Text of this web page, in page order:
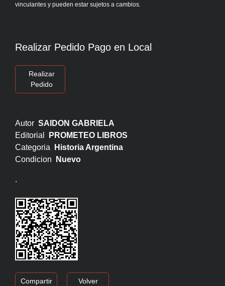
vinculantes y pueden estar sujetos a cambios.
Realizar Pedido Pago en Local
Realizar
Pedido
Autor SAIDON GABRIELA
Editorial
PROMETEO LIBROS
Categoria
Historia Argentina
Condicion
Nuevo
.
Compartir Volver